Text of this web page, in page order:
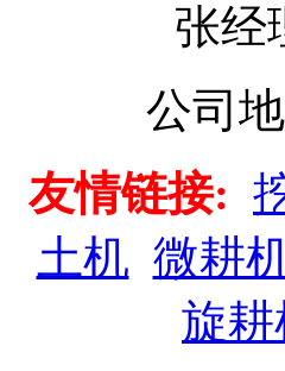
张经
公司地
友情链接:
土机 微耕
旋耕